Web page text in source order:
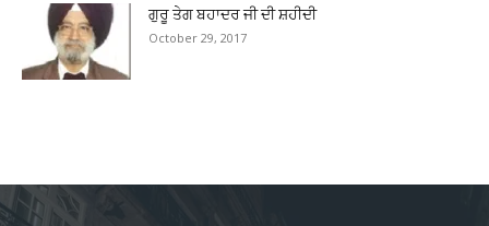
ਗੁਰੂ ਤੇਗ ਬਹਾਦਰ ਜੀ ਦੀ ਸ਼ਹੀਦੀ
October 29, 2017